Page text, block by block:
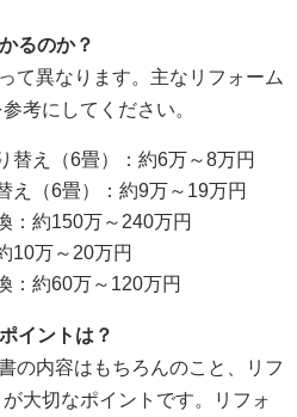
るのか？
て異なります。主なリフォーム
考にしてください。
替え（6畳）：約6万～8万円
え（6畳）：約9万～19万円
：約150万～240万円
10万～20万円
：約60万～120万円
イントは？
の内容はもちろんのこと、リフ
大切なポイントです。リフォ